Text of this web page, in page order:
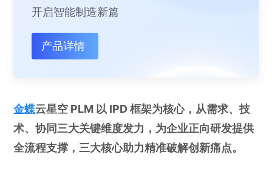
开启智能制造新篇
产品详情
金蝶云星空 PLM 以 IPD 框架为核心，从需求、技
术、协同三大关键维度发力，为企业正向研发提供
全流程支撑，三大核心助力精准破解创新痛点。